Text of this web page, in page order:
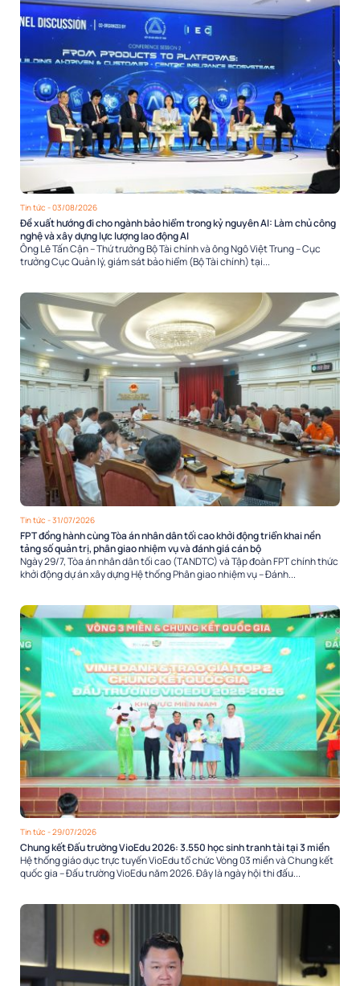
Tin tức - 03/08/2026
Đề xuất hướng đi cho ngành bảo hiểm trong kỷ nguyên AI: Làm chủ công
nghệ và xây dựng lực lượng lao động AI
Ông Lê Tấn Cận – Thứ trưởng Bộ Tài chính và ông Ngô Việt Trung – Cục
trưởng Cục Quản lý, giám sát bảo hiểm (Bộ Tài chính) tại...
Tin tức - 31/07/2026
FPT đồng hành cùng Tòa án nhân dân tối cao khởi động triển khai nền
tảng số quản trị, phân giao nhiệm vụ và đánh giá cán bộ
Ngày 29/7, Tòa án nhân dân tối cao (TANDTC) và Tập đoàn FPT chính thức
khởi động dự án xây dựng Hệ thống Phân giao nhiệm vụ – Đánh...
Tin tức - 29/07/2026
Chung kết Đấu trường VioEdu 2026: 3.550 học sinh tranh tài tại 3 miền
Hệ thống giáo dục trực tuyến VioEdu tổ chức Vòng 03 miền và Chung kết
quốc gia – Đấu trường VioEdu năm 2026. Đây là ngày hội thi đấu...